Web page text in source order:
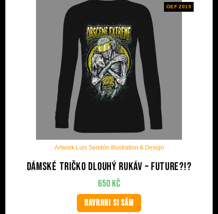
OEF 2019
Artwork Luis Sendón Illustration & Design
Dámské tričko dlouhý rukáv – Future?!?
650 Kč
NAVRHNI SI SÁM